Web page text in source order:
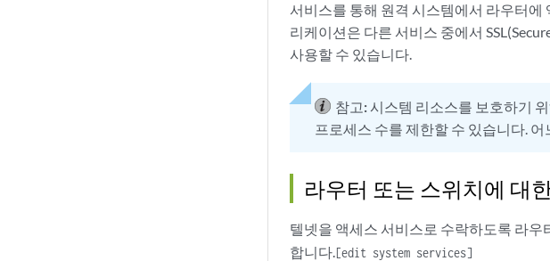
서비스를 통해 원격 시스템에서 라우터에
리케이션은 다른 서비스 중에서
사용할 수 있습니다.
참고:시스템 리소스를 보호하기
프로세스 수를 제한할 수 있습니다.
라우터 또는 스위치에 대
텔넷을 액세스 서비스로 수락하도록 라
합니다.[edit system services]